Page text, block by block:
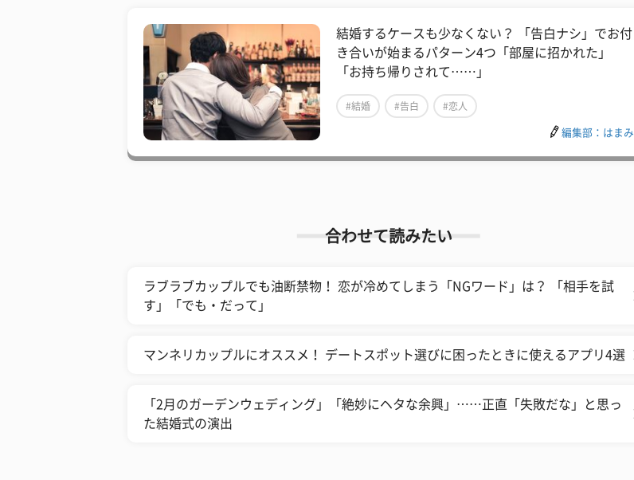
結婚するケースも少なくない？ 「告白ナシ」でお付
き合いが始まるパターン4つ「部屋に招かれた」
「お持ち帰りされて……」
#結婚 #告白 #恋人
編集部：はまみ
合わせて読みたい
ラブラブカップルでも油断禁物！ 恋が冷めてしまう「NGワード」は？ 「相手を試
す」「でも・だって」
マンネリカップルにオススメ！ デートスポット選びに困ったときに使えるアプリ4選
「2月のガーデンウェディング」「絶妙にヘタな余興」……正直「失敗だな」と思っ
た結婚式の演出